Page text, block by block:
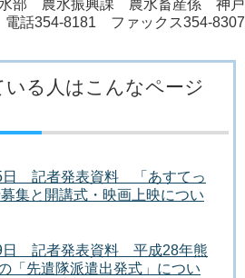
水部 農水振興課 農水畜産係 神戸
電話354-8181 ファックス354-8307
いる人はこんなページ
日 記者発表資料 「あすてっ
集と開講式・映画上映につい
日 記者発表資料 平成28年熊
「先遣隊派遣出発式」につい